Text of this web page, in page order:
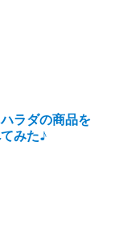
ラダの商品を
みた♪